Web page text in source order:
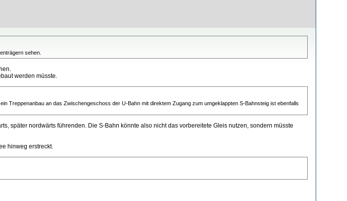
sehen.
werden müsste.
Treppenanbau an das Zwischengeschoss der U-Bahn mit direktem Zugang zum umgeklappten S-Bahnsteig ist ebenfalls
später nordwärts führenden. Die S-Bahn könnte also nicht das vorbereitete Gleis nutzen, sondern müsste
hinweg erstreckt.